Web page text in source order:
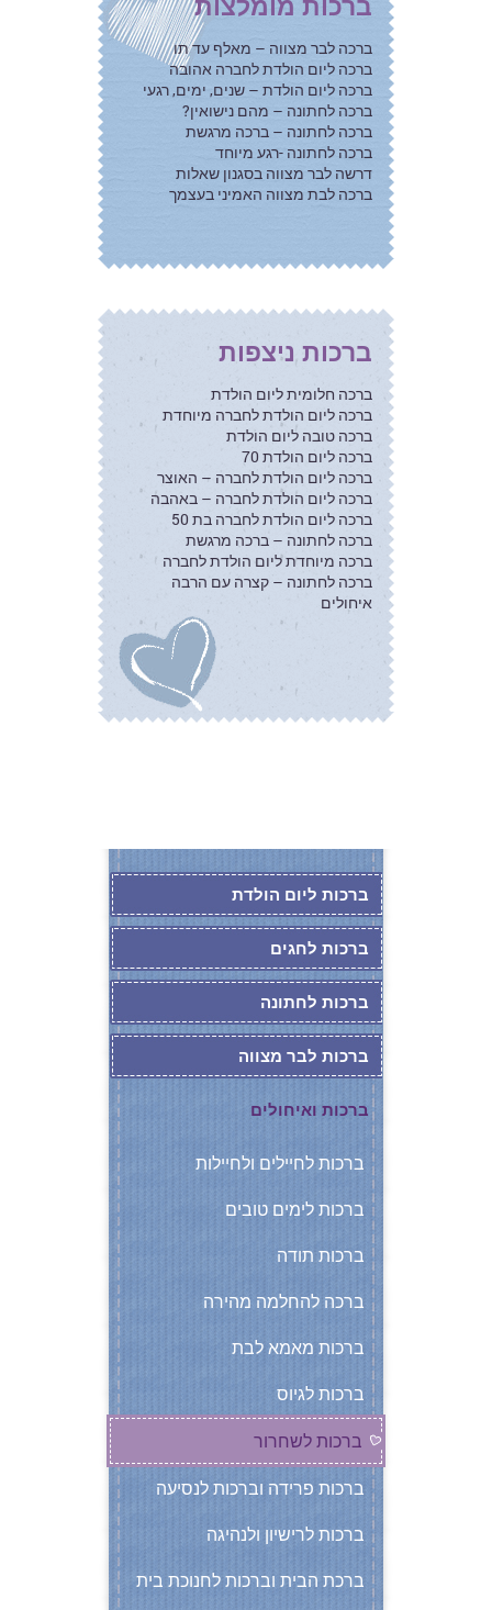
ברכה לבר מצווה – מאלף עד תו
ברכה ליום הולדת לחברה אהובה
ברכה ליום הולדת – שנים, ימים, רגעי
ברכה לחתונה – מהם נישואין?
ברכה לחתונה – ברכה מרגשת
ברכה לחתונה -רגע מיוחד
דרשה לבר מצווה בסגנון שאלות
ברכה לבת מצווה האמיני בעצמך
ברכות ניצפות
ברכה חלומית ליום הולדת
ברכה ליום הולדת לחברה מיוחדת
ברכה טובה ליום הולדת
ברכה ליום הולדת 70
ברכה ליום הולדת לחברה – האוצר
ברכה ליום הולדת לחברה – באהבה
ברכה ליום הולדת לחברה בת 50
ברכה לחתונה – ברכה מרגשת
ברכה מיוחדת ליום הולדת לחברה
ברכה לחתונה – קצרה עם הרבה
איחולים
ברכות ליום הולדת
ברכות לחגים
ברכות לחתונה
ברכות לבר מצווה
ברכות ואיחולים
ברכות לחיילים ולחיילות
ברכות לימים טובים
ברכות תודה
ברכה להחלמה מהירה
ברכות מאמא לבת
ברכות לגיוס
ברכות לשחרור
ברכות פרידה וברכות לנסיעה
ברכות לרישיון ולנהיגה
ברכת הבית וברכות לחנוכת בית